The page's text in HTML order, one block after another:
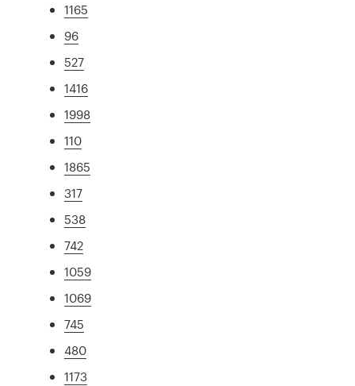
1165
96
527
1416
1998
110
1865
317
538
742
1059
1069
745
480
1173